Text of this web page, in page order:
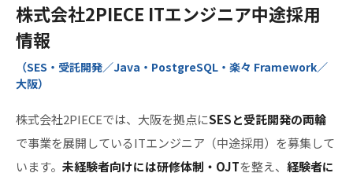
株式会社2PIECE ITエンジニア中途採用
情報
（SES・受託開発／Java・PostgreSQL・楽々 Framework／
大阪）
株式会社2PIECEでは、大阪を拠点にSESと受託開発の両輪
で事業を展開しているITエンジニア（中途採用）を募集して
います。 未経験者向けには研修体制・OJTを整え、 経験者に